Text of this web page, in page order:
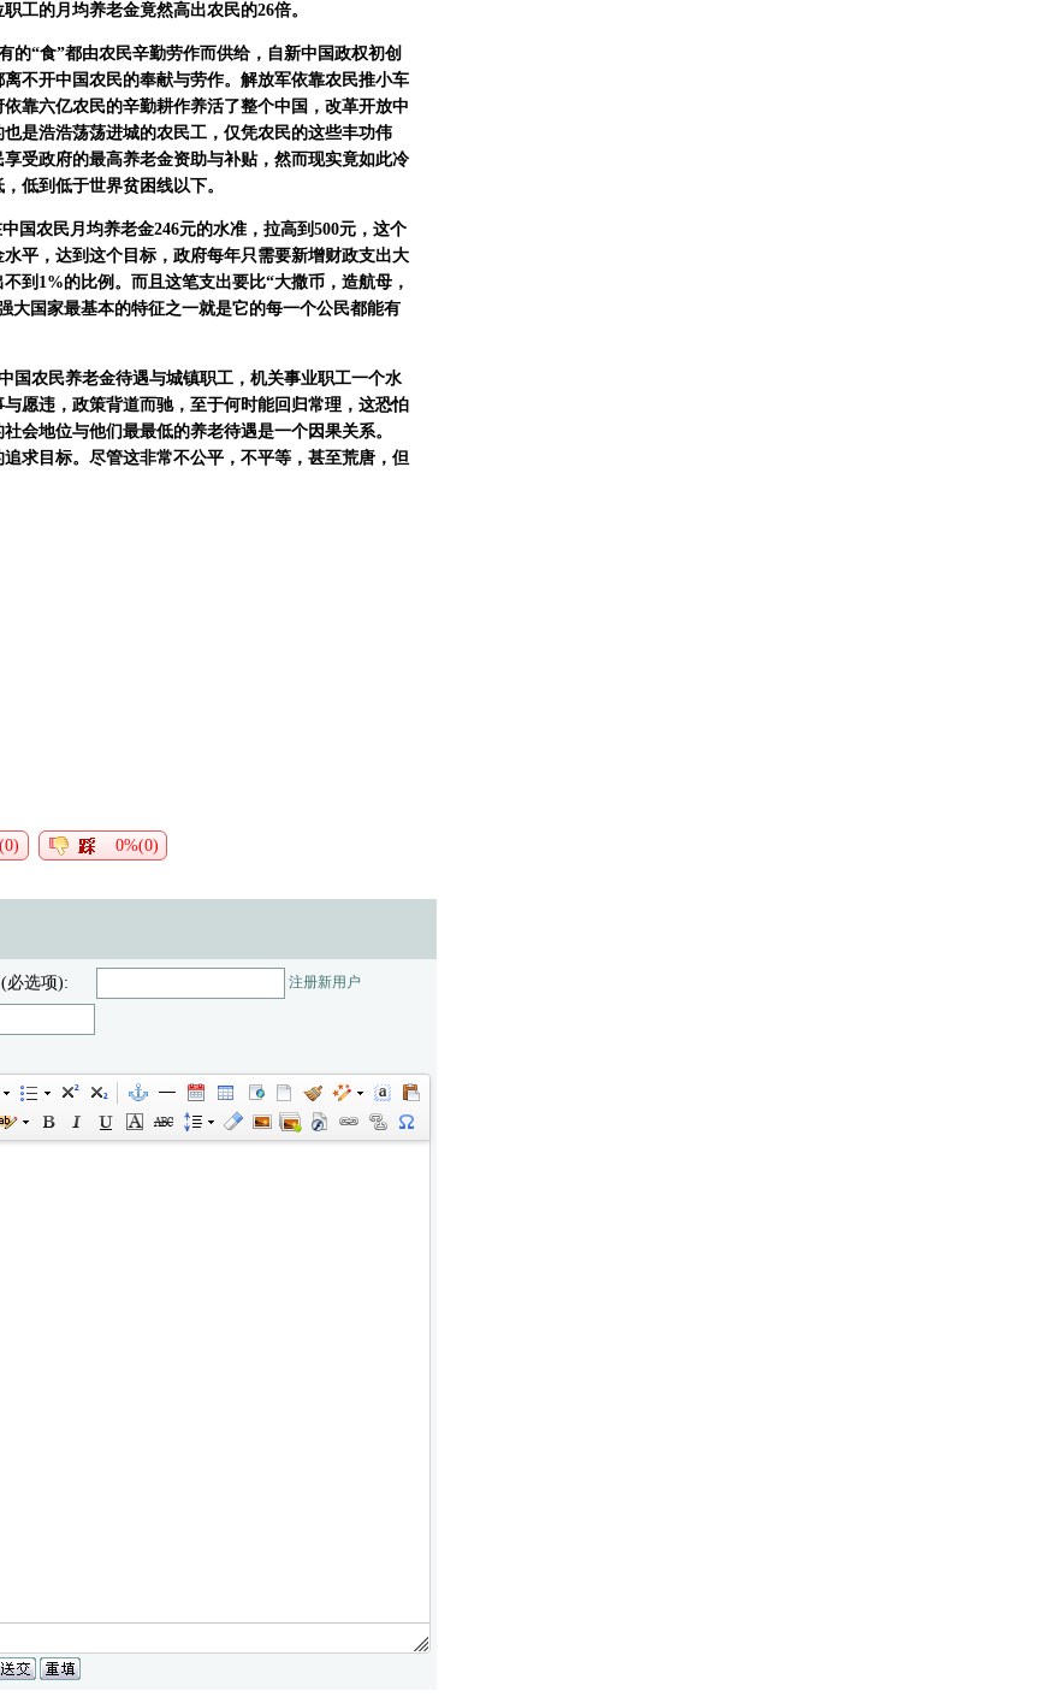
工的月均养老金竟然高出农民的26倍。
的“食”都由农民辛勤劳作而供给，自新中国政权初创
不开中国农民的奉献与劳作。解放军依靠农民推小车
靠六亿农民的辛勤耕作养活了整个中国，改革开放中
是浩浩荡荡进城的农民工，仅凭农民的这些丰功伟
受政府的最高养老金资助与补贴，然而现实竟如此冷
低到低于世界贫困线以下。
国农民月均养老金246元的水准，拉高到500元，这个
平，达到这个目标， 政府每年只需要新增财政支出大
到 1%的比例。而且这笔支出要比“大撒币，造航母，
大国家最基本的特征之一就是它的每一个公民都能有
国农民养老金待遇与城镇职工，机关事业职工一个水
愿违，政策背道而驰，至于何时能回归常理，这恐怕
会地位与他们最最低的养老待遇是一个因果关系。
求目标。尽管这非常不公平，不平等，甚至荒唐，但
0%(0)
必选项): 注册新用户